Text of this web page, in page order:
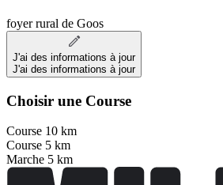
foyer rural de Goos
J'ai des informations à jour
J'ai des informations à jour
Choisir une Course
Course 10 km
Course 5 km
Marche 5 km